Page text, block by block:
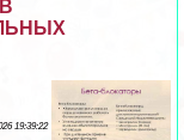
19:39:22